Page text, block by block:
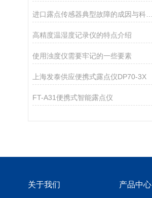
进口露点传感器典型故障的成因与科学解决方法分享
高精度温湿度记录仪的特点介绍
使用浊度仪需要牢记的一些要素
上海发泰供应便携式露点仪DP70-3X
FT-A31便携式智能露点仪
关于我们 产品中心